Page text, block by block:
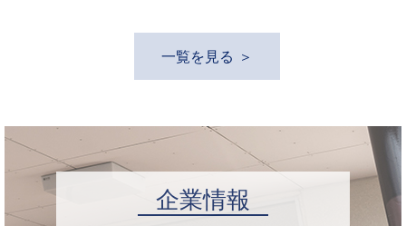
一覧を見る
企業情報